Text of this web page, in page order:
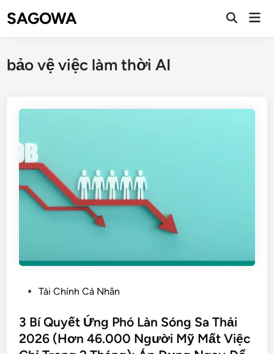
SAGOWA
bảo vệ việc làm thời AI
Tài Chính Cá Nhân
3 Bí Quyết Ứng Phó Làn Sóng Sa Thải
2026 (Hơn 46.000 Người Mỹ Mất Việc